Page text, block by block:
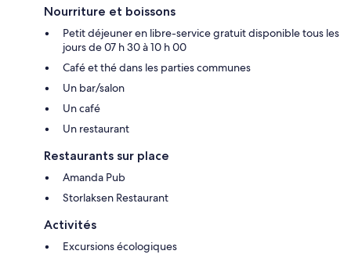
Nourriture et boissons
Petit déjeuner en libre-service gratuit disponible tous les
jours de 07 h 30 à 10 h 00
Café et thé dans les parties communes
Un bar/salon
Un café
Un restaurant
Restaurants sur place
Amanda Pub
Storlaksen Restaurant
Activités
Excursions écologiques